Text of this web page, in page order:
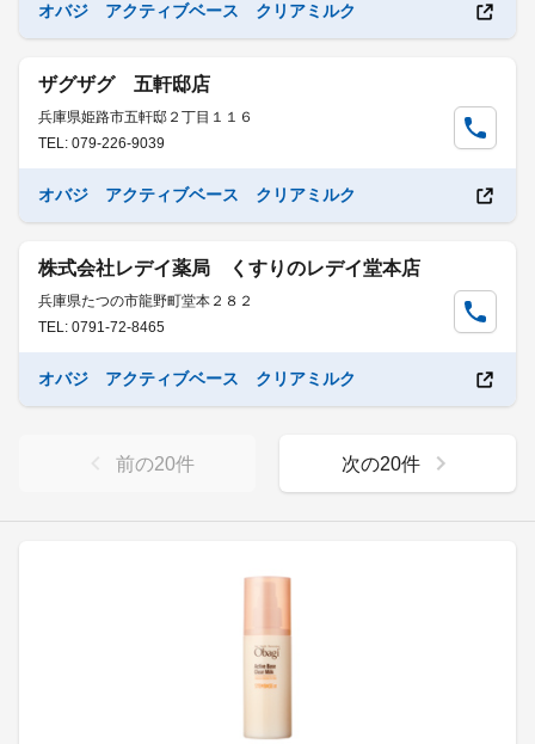
オバジ アクティブベース クリアミルク
ザグザグ 五軒邸店
兵庫県姫路市五軒邸２丁目１１６
TEL: 079-226-9039
オバジ アクティブベース クリアミルク
株式会社レデイ薬局 くすりのレデイ堂本店
兵庫県たつの市龍野町堂本２８２
TEL: 0791-72-8465
オバジ アクティブベース クリアミルク
前の20件 次の20件